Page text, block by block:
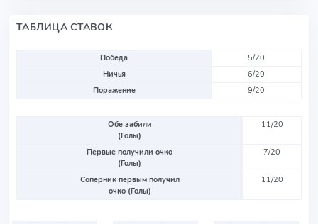
ТАБЛИЦА СТАВОК
Победа
5/20
Ничья
6/20
Поражение
9/20
Обе забили
(Голы)
11/20
Первые получили очко
(Голы)
7/20
Соперник первым получил
очко (Голы)
11/20